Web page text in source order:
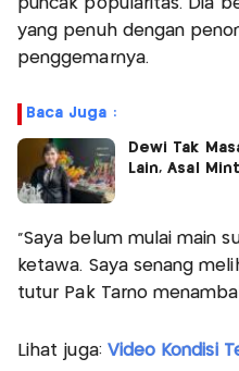
puncak popularitas. Dia
yang penuh dengan
penggemarnya.
Baca Juga :
Dewi Tak
Lain, Asal
"Saya belum mulai main
ketawa. Saya senang
tutur Pak Tarno
Lihat juga: Video Kondisi